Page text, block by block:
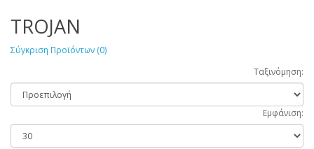
TROJAN
Σύγκριση Προϊόντων (0)
Ταξινόμηση:
Εμφάνιση: